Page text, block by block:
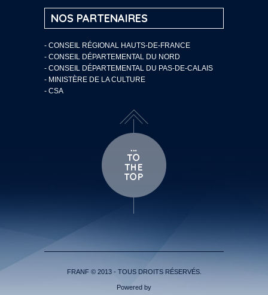
NOS PARTENAIRES
- CONSEIL RÉGIONAL HAUTS-DE-FRANCE
- CONSEIL DÉPARTEMENTAL DU NORD
- CONSEIL DÉPARTEMENTAL DU PAS-DE-CALAIS
- MINISTÈRE DE LA CULTURE
- CSA
FRANF © 2013 - TOUS DROITS RÉSERVÉS.
Powered by